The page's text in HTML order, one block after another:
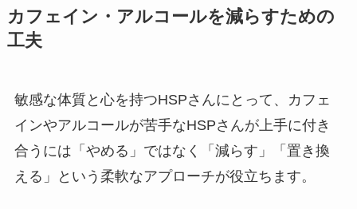
カフェイン・アルコールを減らすための
工夫
敏感な体質と心を持つHSPさんにとって、カフェ
インやアルコールが苦手なHSPさんが上手に付き
合うには「やめる」ではなく「減らす」「置き換
える」という柔軟なアプローチが役立ちます。